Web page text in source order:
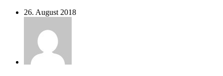
26. August 2018